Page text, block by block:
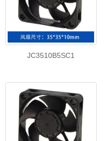
JC3510B5SC1